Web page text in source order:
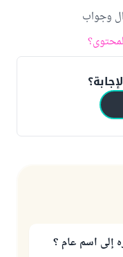
وجواب
إلى اسم عام ؟